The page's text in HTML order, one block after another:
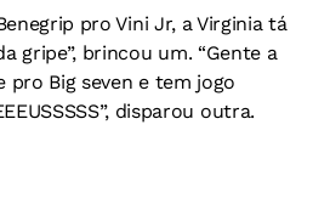
pro Vini Jr, a Virginia tá
gripe”, brincou um. “Gente a
pro Big seven e tem jogo
disparou outra.